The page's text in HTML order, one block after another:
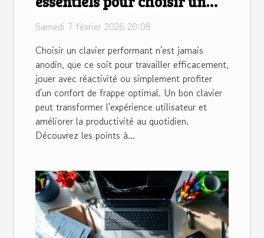
clavier performant ?
Samedi 7 février 2026 20:08
Choisir un clavier performant n'est jamais
anodin, que ce soit pour travailler efficacement,
jouer avec réactivité ou simplement profiter
d'un confort de frappe optimal. Un bon clavier
peut transformer l'expérience utilisateur et
améliorer la productivité au quotidien.
Découvrez les points à...